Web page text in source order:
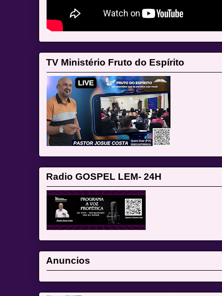
TV Ministério Fruto do Espírito
Radio GOSPEL LEM- 24H
Anuncios